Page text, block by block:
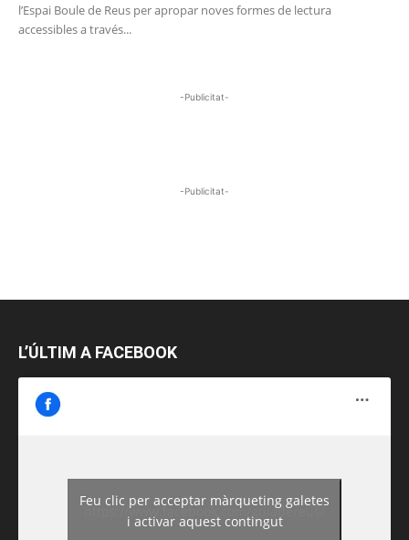
l’Espai Boule de Reus per apropar noves formes de lectura
accessibles a través...
-Publicitat-
-Publicitat-
L’ÚLTIM A FACEBOOK
https://www.facebook.com/guiadereus/
Feu clic per acceptar màrqueting galetes
i activar aquest contingut